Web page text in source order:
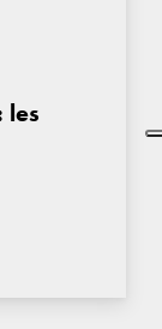
les